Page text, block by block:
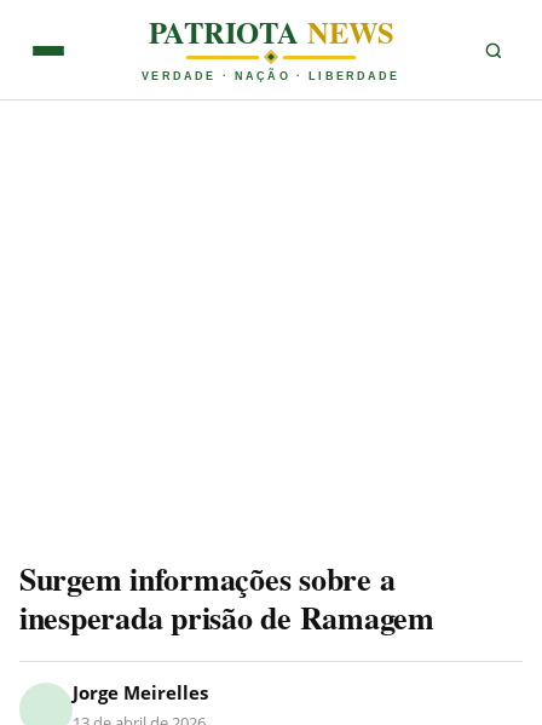
PATRIOTANEWS
VERDADE · NAÇÃO · LIBERDADE
Surgem informações sobre a
inesperada prisão de Ramagem
Jorge Meirelles